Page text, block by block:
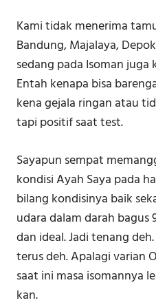
Kami tidak menerima
Bandung, Majalaya,
sedang pada Isoman
Entah kenapa bisa
kena gejala ringan atau
tapi positif saat test.
Sayapun sempat
kondisi Ayah Saya pada
bilang kondisinya baik
udara dalam darah bagus
dan ideal. Jadi tenang
terus deh. Apalagi varian
saat ini masa isomannya
kan.